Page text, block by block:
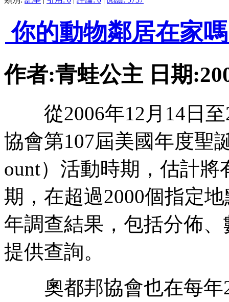
你的動物鄰居在家
作者:青蛙公主 日期
從2006年12月14日至
協會第107屆美國年度聖
ount）活動時期，估計
期，在超過2000個指定
年調查結果，包括分佈
提供查詢。
奧都邦協會也在每年2